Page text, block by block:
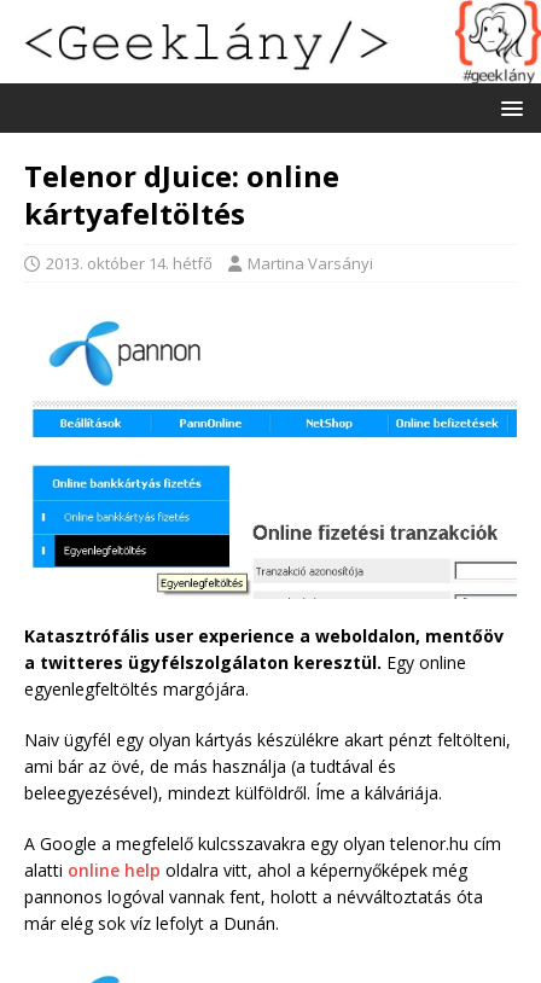
Telenor dJuice: online
kártyafeltöltés
2013. október 14. hétfő Martina Varsányi
Katasztrófális user experience a weboldalon, mentőöv
a twitteres ügyfélszolgálaton keresztül. Egy online
egyenlegfeltöltés margójára.
Naiv ügyfél egy olyan kártyás készülékre akart pénzt feltölteni,
ami bár az övé, de más használja (a tudtával és
beleegyezésével), mindezt külföldről. Íme a kálváriája.
A Google a megfelelő kulcsszavakra egy olyan telenor.hu cím
alatti online help oldalra vitt, ahol a képernyőképek még
pannonos logóval vannak fent, holott a névváltoztatás óta
már elég sok víz lefolyt a Dunán.